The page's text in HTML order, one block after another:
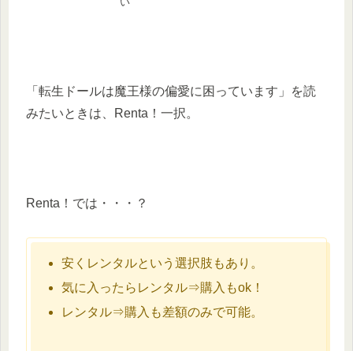
「転生ドールは魔王様の偏愛に困っています」を読
みたいときは、Renta！一択。
Renta！では・・・？
安くレンタルという選択肢もあり。
気に入ったらレンタル⇒購入もok！
レンタル⇒購入も差額のみで可能。